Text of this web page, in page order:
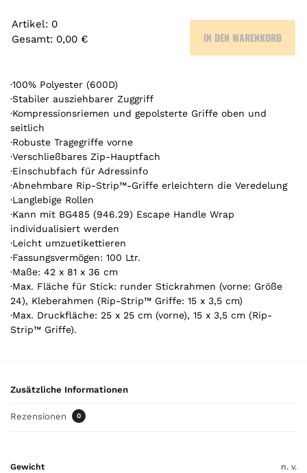
Artikel: 0
Gesamt: 0,00 €
r
t
i
k
e
l
.
Y
o
u
r
t
t
a
l
i
0
IN DEN WARENKORB
·100% Polyester (600D)
·Stabiler ausziehbarer Zuggriff
·Kompressionsriemen und gepolsterte Griffe oben und
seitlich
·Robuste Tragegriffe vorne
·Verschließbares Zip-Hauptfach
·Einschubfach für Adressinfo
·Abnehmbare Rip-Strip™-Griffe erleichtern die Veredelung
·Langlebige Rollen
·Kann mit BG485 (946.29) Escape Handle Wrap
individualisiert werden
·Leicht umzuetikettieren
·Fassungsvermögen: 100 Ltr.
·Maße: 42 x 81 x 36 cm
·Max. Fläche für Stick: runder Stickrahmen (vorne: Größe
24), Kleberahmen (Rip-Strip™ Griffe: 15 x 3,5 cm)
·Max. Druckfläche: 25 x 25 cm (vorne), 15 x 3,5 cm (Rip-
Strip™ Griffe).
Zusätzliche Informationen
Rezensionen 0
Gewicht n. v.